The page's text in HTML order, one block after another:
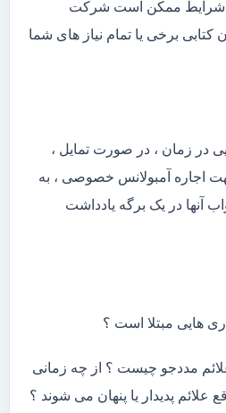
شرایط ممکن است شرکت
کتابی برخی یا تمام نیاز های شما
در زمان ، در صورت تمایل ،
اجاره آمبولانس خصوصی ، به
آنها در یک برگه یادداشت
هایی مبتلا است ؟
علائم مددجو چیست ؟ از چه زمانی
علائم پدیدار یا پنهان می شوند ؟